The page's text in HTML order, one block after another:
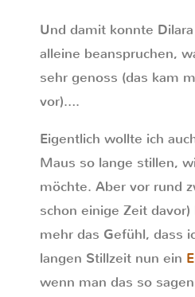
Und damit konnte
alleine beanspruchen,
sehr genoss (das kam
vor)….
Eigentlich wollte ich
Maus so lange stillen,
möchte. Aber vor rund
schon einige Zeit
mehr das Gefühl, dass
langen Stillzeit nun ein
wenn man das so